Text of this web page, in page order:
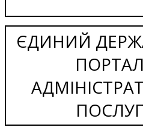
ЄДИНИЙ
ПОРТАЛ
ПОСЛУГ